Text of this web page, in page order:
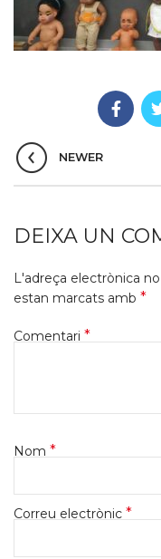
NEWER
DEIXA UN
L'adreça electrònica
estan marcats amb *
Comentari *
Nom *
Correu electrònic *